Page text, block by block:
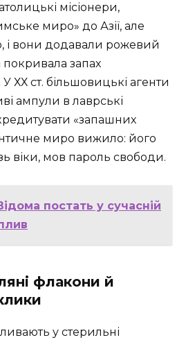
місіонери,
миро» до Азії, але
і вони додавали рожевий
запах
ХХ ст. більшовицькі агенти
ампули в лаврські
«запашних
миро вижило: його
віки, мов пароль свободи.
постать у сучасній
флакони й
у стерильні